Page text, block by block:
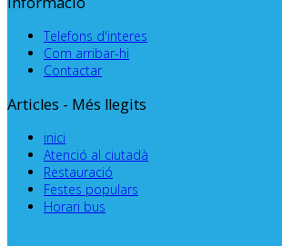
Telefons d'interes
Com arribar-hi
Contactar
Articles - Més llegits
inici
Atenció al ciutadà
Restauració
Festes populars
Horari bus